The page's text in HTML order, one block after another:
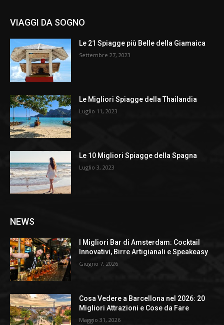
VIAGGI DA SOGNO
Le 21 Spiagge più Belle della Giamaica
Settembre 27, 2023
Le Migliori Spiagge della Thailandia
Luglio 11, 2023
Le 10 Migliori Spiagge della Spagna
Luglio 3, 2023
NEWS
I Migliori Bar di Amsterdam: Cocktail
Innovativi, Birre Artigianali e Speakeasy
Giugno 7, 2026
Cosa Vedere a Barcellona nel 2026: 20
Migliori Attrazioni e Cose da Fare
Maggio 31, 2026